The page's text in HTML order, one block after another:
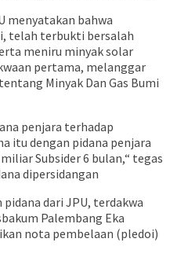
menyatakan bahwa
telah terbukti bersalah
meniru minyak solar
pertama, melanggar
Minyak Dan Gas Bumi
penjara terhadap
itu dengan pidana penjara
Subsider 6 bulan,“ tegas
dipersidangan
dari JPU, terdakwa
Palembang Eka
nota pembelaan (pledoi)